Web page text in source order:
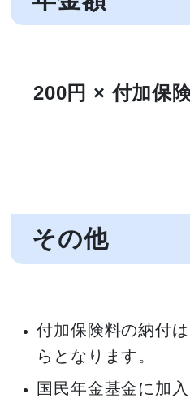
200円 × 付加保
その他
付加保険料の納付
らとなります。
国民年金基金に加